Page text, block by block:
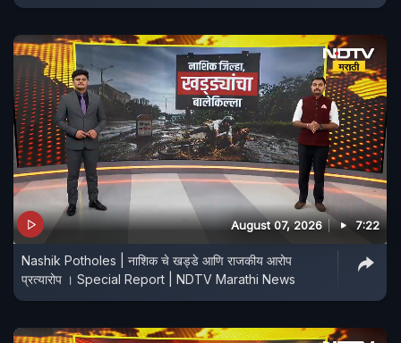
August 07, 2026 7:22
Nashik Potholes | नाशिक चे खड्डे आणि राजकीय आरोप
प्रत्यारोप । Special Report | NDTV Marathi News